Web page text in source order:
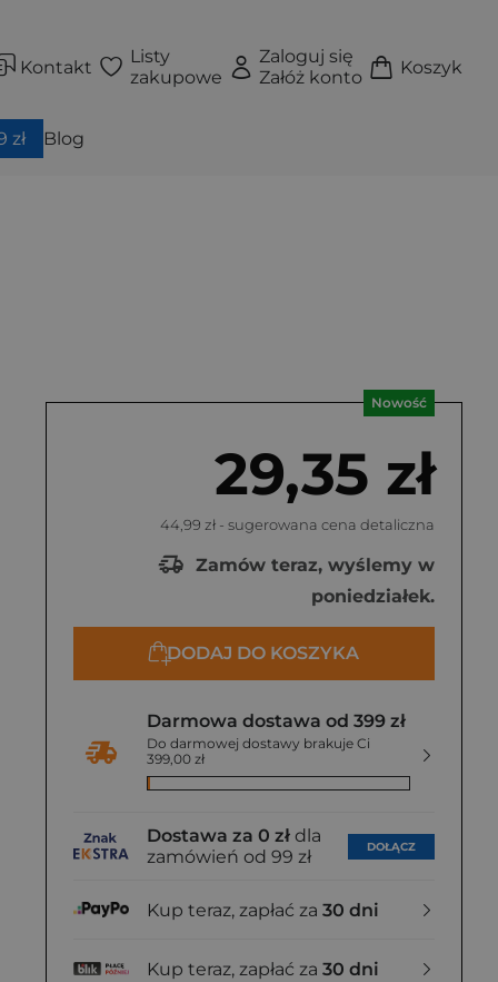
Kontakt
Listy
zakupowe
Zaloguj się
Załóż konto
Koszyk
zł Blog
Nowość
29,35 zł
44,99 zł - sugerowana cena detaliczna
Zamów teraz, wyślemy w
poniedziałek.
DODAJ DO KOSZYKA
Darmowa dostawa od 399 zł
Do darmowej dostawy brakuje Ci
399,00 zł
Dostawa za 0 zł dla
zamówień od 99 zł
DOŁĄCZ
Kup teraz, zapłać za 30 dni
Kup teraz, zapłać za 30 dni